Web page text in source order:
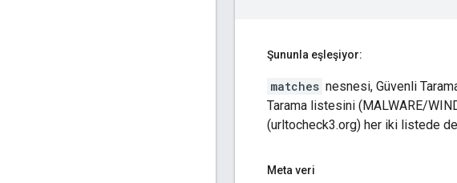
Şununla eşleşiyor:
matches nesnesi, Güvenli
Tarama listesini (MALWARE/
(urltocheck3.org) her iki listede
Meta veri